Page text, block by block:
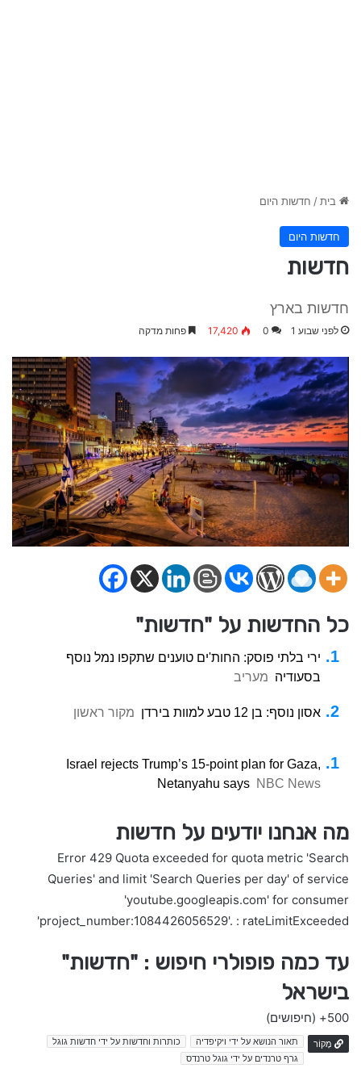
בית/ חדשות היום
חדשות היום
חדשות
חדשות בארץ
לפני שבוע 1 0
17,420 פחות מדקה
כל החדשות על "חדשות"
ירי בלתי פוסק: החות'ים טוענים שתקפו נמל נוסף
בסעודיה מעריב
אסון נוסף: בן 12 טבע למוות בירדן מקור ראשון
Israel rejects Trump’s 15-point plan for Gaza,
Netanyahu says NBC News
מה אנחנו יודעים על חדשות
Error 429 Quota exceeded for quota metric 'Search
Queries' and limit 'Search Queries per day' of service
'youtube.googleapis.com' for consumer
'project_number:1084426056529'. : rateLimitExceeded
עד כמה פופולרי חיפוש : "חדשות"
בישראל
500+ (חיפושים)
מָקוֹר תאור הנושא על ידי ויקיפדיה
כותרות וחדשות על ידי חדשות גוגל
גרף טרנדים על ידי גוגל טרנדס